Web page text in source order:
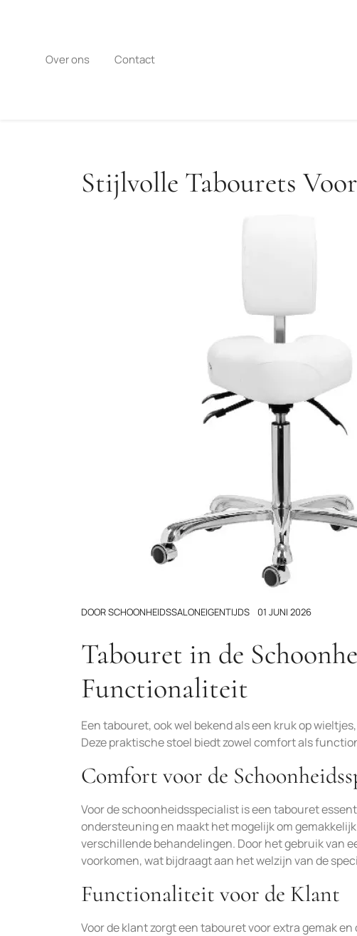
Over ons Contact
Stijlvolle Tabourets
DOORSCHOONHEIDSSALONEIGENTIJDS 01 JUNI 2026
Tabouret in de
Functionaliteit
Een tabouret, ook wel bekend als een kruk op
Deze praktische stoel biedt zowel comfort als
Comfort voor de
Voor de schoonheidsspecialist is een tabouret
ondersteuning en maakt het mogelijk om
verschillende behandelingen. Door het gebruik van
voorkomen, wat bijdraagt aan het welzijn van de
Functionaliteit voor de Klant
Voor de klant zorgt een tabouret voor extra gemak